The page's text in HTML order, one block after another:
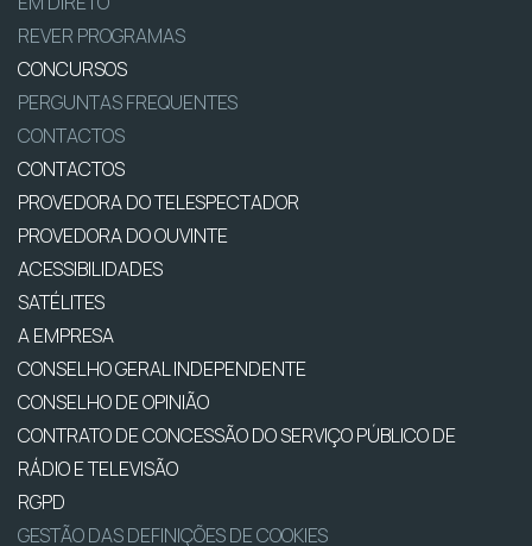
REVER PROGRAMAS
CONCURSOS
PERGUNTAS FREQUENTES
CONTACTOS
CONTACTOS
PROVEDORA DO TELESPECTADOR
PROVEDORA DO OUVINTE
ACESSIBILIDADES
SATÉLITES
A EMPRESA
CONSELHO GERAL INDEPENDENTE
CONSELHO DE OPINIÃO
CONTRATO DE CONCESSÃO DO SERVIÇO PÚBLICO DE
RÁDIO E TELEVISÃO
RGPD
GESTÃO DAS DEFINIÇÕES DE COOKIES